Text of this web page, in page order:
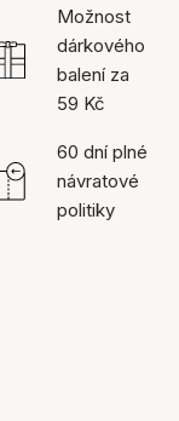
Možnost
dárkového
balení za
59 Kč
60 dní plné
návratové
politiky